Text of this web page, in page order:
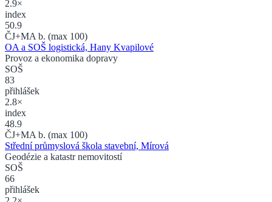
2.9×
index
50.9
ČJ+MA b. (max 100)
OA a SOŠ logistická, Hany Kvapilové
Provoz a ekonomika dopravy
SOŠ
83
přihlášek
2.8×
index
48.9
ČJ+MA b. (max 100)
Střední průmyslová škola stavební, Mírová
Geodézie a katastr nemovitostí
SOŠ
66
přihlášek